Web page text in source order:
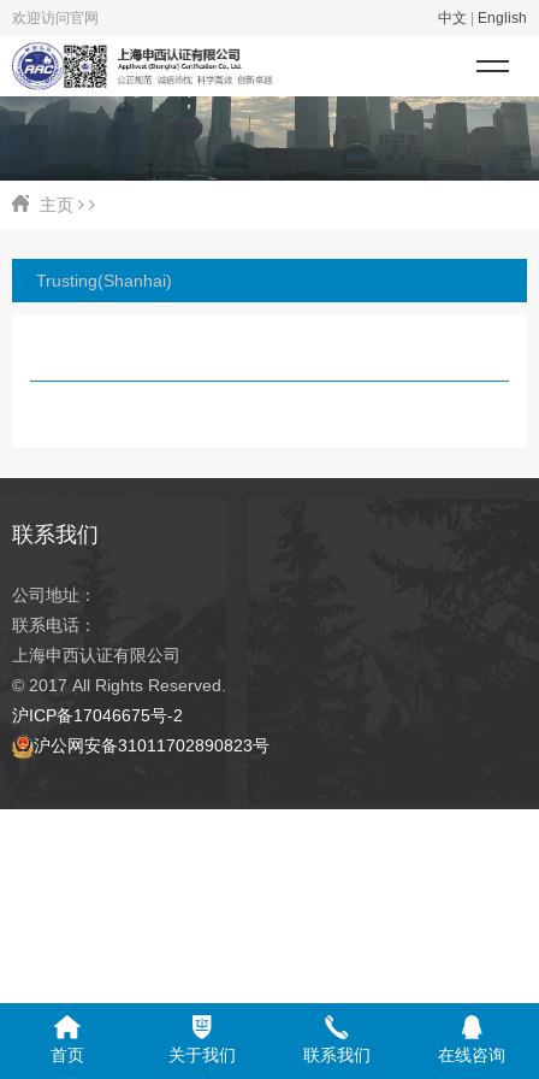
欢迎访问官网 中文 English
主页
Trusting(Shanhai)
联系我们
公司地址：
联系电话：
上海申西认证有限公司
© 2017 All Rights Reserved.
沪ICP备17046675号-2
沪公网安备31011702890823号
首页 关于我们 联系我们 在线咨询